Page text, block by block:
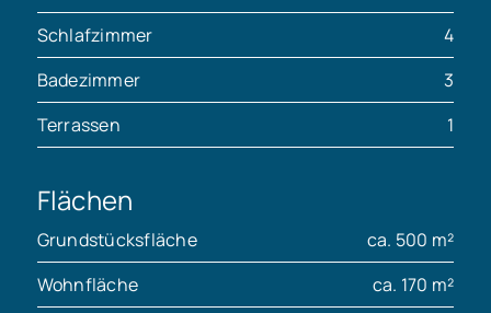
Schlafzimmer
4
Badezimmer
3
Terrassen
1
Flächen
Grundstücksfläche
ca. 500 m²
Wohnfläche
ca. 170 m²